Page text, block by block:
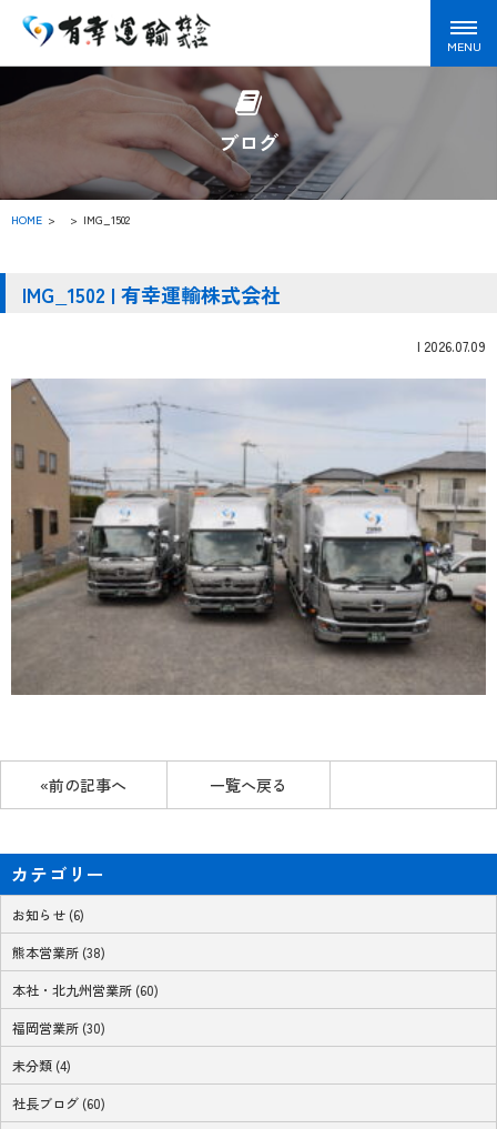
ブログ
HOME > IMG_1502
IMG_1502 | 有幸運輸株式会社
| 2026.07.09
«前の記事へ 一覧へ戻る
カテゴリー
お知らせ (6)
熊本営業所 (38)
本社・北九州営業所 (60)
福岡営業所 (30)
未分類 (4)
社長ブログ (60)